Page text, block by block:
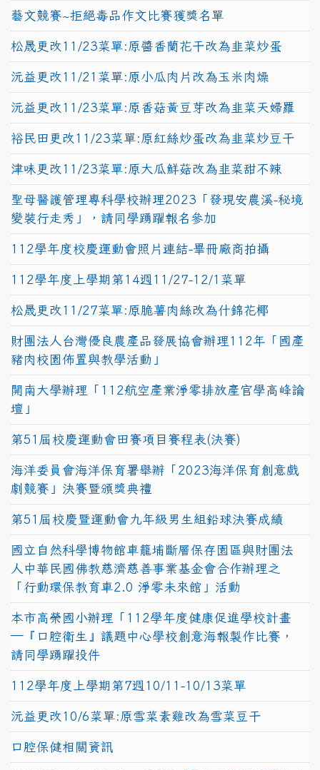
藝文競賽~拒絕毒品作文比賽獲獎名單
松晟更改11/23菜單:原醬香蘭花干改為韭菜炒蛋
沅益更改11/21菜單:原小瓜肉片改為玉米肉燥
沅益更改11/23菜單:原香菇黃豆芽改為韭菜天婦羅
裕民田更改11/23菜單:原紅絲炒蛋改為韭菜炒豆干
津味更改11/23菜單:原大瓜鮮菇改為韭菜甜不辣
聖母醫護管理專科學校辦理2023「發現安農溪-秘境
變裝行走秀」，請同學踴躍報名參加
112學年度校慶運動會照片連結-畢冊廠商拍攝
112學年度上學期第14週11/27-12/1菜單
松晟更改11/27菜單:原脆薯肉絲改為什錦花椰
財團法人台灣優良農產品發展協會辦理112年「國產
豬肉校園佈置與教學活動」
開南大學辦理「112航空產業淨零排放產官學高峰論
壇」
第51屆校慶運動會田賽項目賽程表(決賽)
海洋委員會海洋保育署舉辦「2023海洋保育創意戲
劇競賽」決賽暨頒獎典禮
第51屆校慶暨運動會九年級男生組鉛球決賽成績
國立自然科學博物館車籠埔斷層保存園區與財團法
人中華民國佛教慈濟慈善事業基金會合作辦理之
「行動環保教育車2.0 淨零未來館」活動
本市高榮國小辦理「112學年度健康促進學校計畫
─『口腔衛生』議題中心學校創意海報製作比賽，
請同學踴躍投件
112學年度上學期第7週10/11-10/13菜單
沅益更改10/6菜單:原雪菜素雞改為雪菜豆干
口腔保健相關資訊